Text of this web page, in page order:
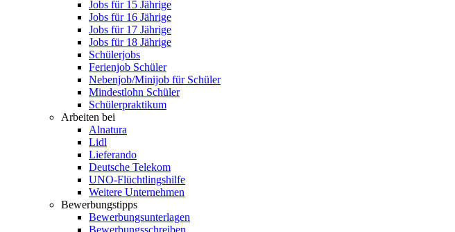
Jobs für 15 Jährige
Jobs für 16 Jährige
Jobs für 17 Jährige
Jobs für 18 Jährige
Schülerjobs
Ferienjob Schüler
Nebenjob/Minijob für Schüler
Mindestlohn Schüler
Schülerpraktikum
Arbeiten bei
Alnatura
Lidl
Lieferando
Deutsche Telekom
UNO-Flüchtlingshilfe
Weitere Unternehmen
Bewerbungstipps
Bewerbungsunterlagen
Bewerbungsschreiben